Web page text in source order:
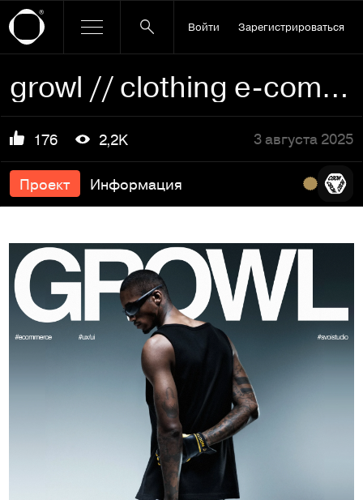
Войти Зарегистрироваться
growl // clothing e-commerce
176 2,2K 3 августа 2025
Проект Информация